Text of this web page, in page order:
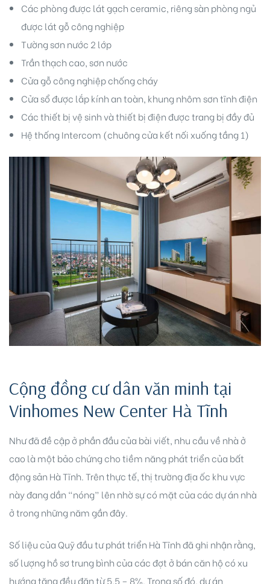
Các phòng được lát gạch ceramic, riêng sàn phòng ngủ
được lát gỗ công nghiệp
Tường sơn nước 2 lớp
Trần thạch cao, sơn nước
Cửa gỗ công nghiệp chống cháy
Cửa sổ được lắp kính an toàn, khung nhôm sơn tĩnh điện
Các thiết bị vệ sinh và thiết bị điện được trang bị đầy đủ
Hệ thống Intercom (chuông cửa kết nối xuống tầng 1)
Cộng đồng cư dân văn minh tại
Vinhomes New Center Hà Tĩnh
Như đã đề cập ở phần đầu của bài viết, nhu cầu về nhà ở
cao là một bảo chứng cho tiềm năng phát triển của bất
động sản Hà Tĩnh. Trên thực tế, thị trường địa ốc khu vực
này đang dần “nóng” lên nhờ sự có mặt của các dự án nhà
ở trong những năm gần đây.
Số liệu của Quỹ đầu tư phát triển Hà Tĩnh đã ghi nhận rằng,
số lượng hồ sơ trung bình của các đợt ở bán căn hộ có xu
hướng tăng đều đặn từ 5,5 – 8%. Trong số đó, dự án